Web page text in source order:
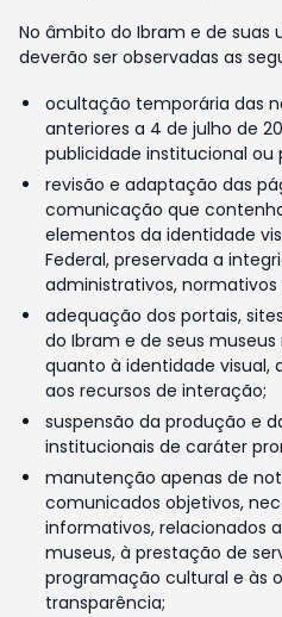
No âmbito do Ibram e de suas
deverão ser observadas as
ocultação temporária das
anteriores a 4 de julho de
publicidade institucional ou
revisão e adaptação das
comunicação que
elementos da identidade
Federal, preservada a
administrativos, normativos
adequação dos portais,
do Ibram e de seus museus
quanto à identidade visual,
aos recursos de interação;
suspensão da produção e
institucionais de caráter
manutenção apenas de
comunicados objetivos,
informativos, relacionados
museus, à prestação de
programação cultural e às
transparência;